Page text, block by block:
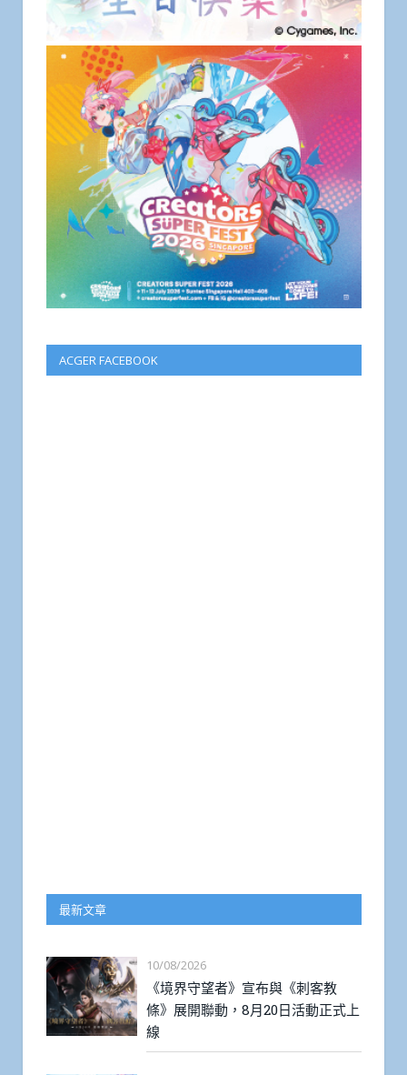
ACGER FACEBOOK
最新文章
10/08/2026
《境界守望者》宣布與《刺客教
條》展開聯動，8月20日活動正式上
線